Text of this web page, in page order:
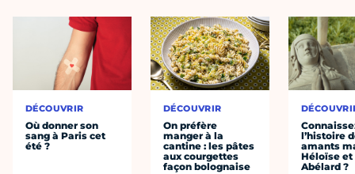
DÉCOUVRIR
Où donner son
sang à Paris cet
été ?
DÉCOUVRIR
On préfère
manger à la
cantine : les pâtes
aux courgettes
façon bolognaise
l’histoire
amants
Héloïse et
Abélard ?